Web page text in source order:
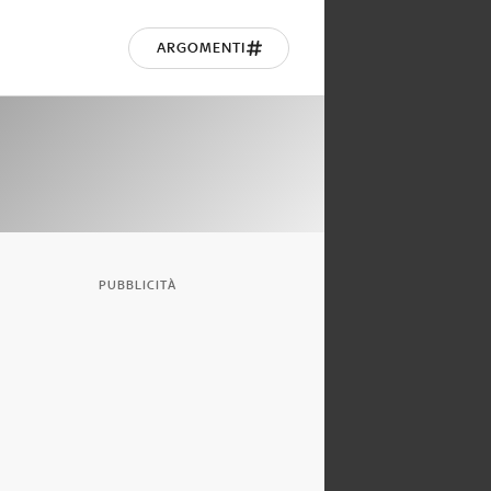
ARGOMENTI
PUBBLICITÀ